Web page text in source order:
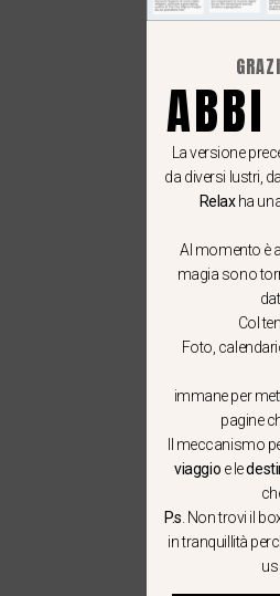
ABBI
La versione
da diversi lustri,
Relaxha
Al momento è
magia sono
Col
Foto,
immane per
pagine
Il meccanismo
viaggio e le
P.s . Non trovi il
in tranquillità